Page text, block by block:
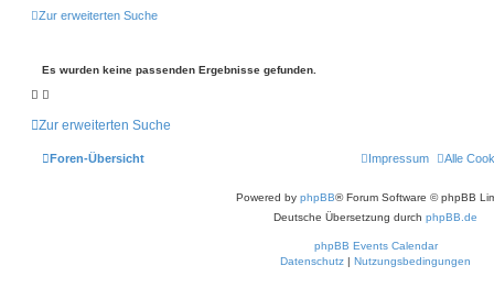
Zur erweiterten Suche
Es wurden keine passenden Ergebnisse gefunden.
Zur erweiterten Suche
Foren-Übersicht Alle
Impressum
Powered by phpBB® Forum Software © phpBB
Deutsche Übersetzung durch phpBB.de
phpBB Events Calendar
Datenschutz | Nutzungsbedingungen